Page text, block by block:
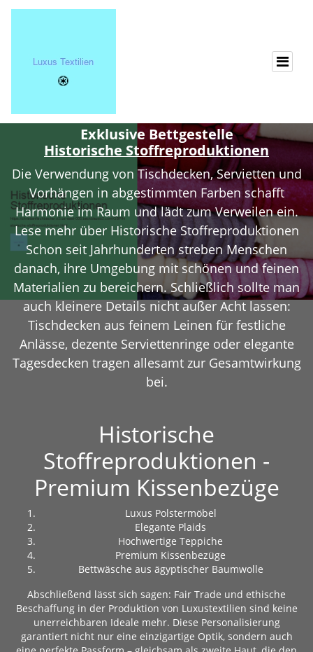
Exklusive Bettgestelle
Historische Stoffreproduktionen
Die Verwendung von Tischdecken, Servietten und
Vorhängen in abgestimmten Farben schafft
Harmonie im Raum und lädt zum Verweilen ein.
Lese mehr über Historische Stoffreproduktionen
Schon seit Jahrhunderten streben Menschen
danach, ihre Umgebung mit schönen und feinen
Materialien zu bereichern. Schließlich sollte man
auch kleinere Details nicht außer Acht lassen:
Tischdecken aus feinem Leinen für festliche
Anlässe, dezente Serviettenringe oder elegante
Tagesdecken tragen allesamt zur Gesamtwirkung
bei.
Historische
Stoffreproduktionen -
Premium Kissenbezüge
Luxus Polstermöbel
Elegante Plaids
Hochwertige Teppiche
Premium Kissenbezüge
Bettwäsche aus ägyptischer Baumwolle
Abschließend lässt sich sagen: Fair Trade und ethische
Beschaffung in der Produktion von Luxustextilien sind keine
unerreichbaren Ideale mehr. Diese Personalisierung
garantiert nicht nur eine einzigartige Optik, sondern auch